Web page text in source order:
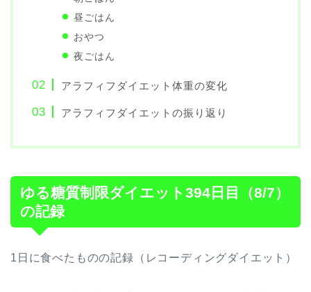
昼ごはん
おやつ
夜ごはん
アラフィフダイエット体重の変化
アラフィフダイエットの振り返り
ゆる糖質制限ダイエット394日目（8/7）
の記録
1日に食べたものの記録（レコーディングダイエット）